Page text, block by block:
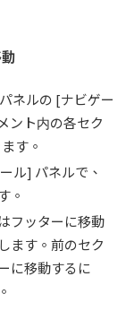
ネルの [ナビゲー
ント内の各セク
す。
ル] パネルで、
。
フッターに移動
ます。前のセク
に移動するに